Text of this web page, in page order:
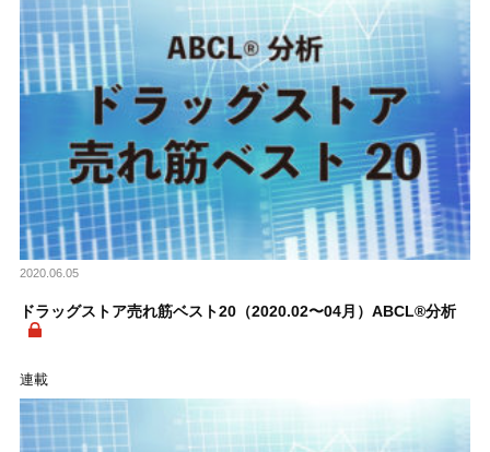
2020.06.05
ドラッグストア売れ筋ベスト20（2020.02〜04月）ABCL®分析
連載